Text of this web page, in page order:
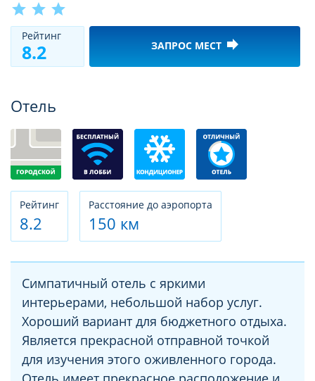
star star star
Рeйтинг
8.2 ЗАПРОС МЕСТ forward
Отель
Рeйтинг
8.2
Расстояние до аэропорта
150 км
Симпатичный отель с яркими
интерьерами, небольшой набор услуг.
Хороший вариант для бюджетного отдыха.
Является прекрасной отправной точкой
для изучения этого оживленного города.